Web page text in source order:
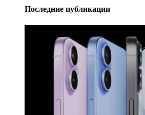
Последние публикации